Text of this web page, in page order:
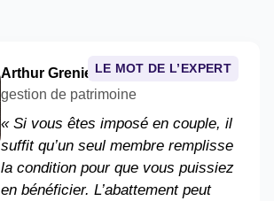
LE MOT DE L’EXPERT
Arthur Grenier– Conseiller en
gestion de patrimoine
« Si vous êtes imposé en couple, il
suffit qu’un seul membre remplisse
la condition pour que vous puissiez
en bénéficier. L’abattement peut